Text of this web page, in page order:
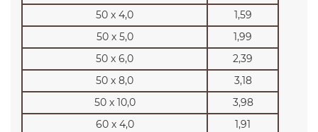
50 х 4,0
1,59
50 х 5,0
1,99
50 х 6,0
2,39
50 х 8,0
3,18
50 х 10,0
3,98
60 х 4,0
1,91